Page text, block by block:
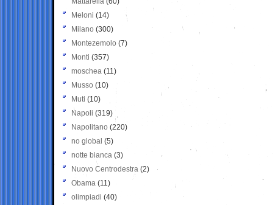
Meloni (14)
Milano (300)
Montezemolo (7)
Monti (357)
moschea (11)
Musso (10)
Muti (10)
Napoli (319)
Napolitano (220)
no global (5)
notte bianca (3)
Nuovo Centrodestra (2)
Obama (11)
olimpiadi (40)